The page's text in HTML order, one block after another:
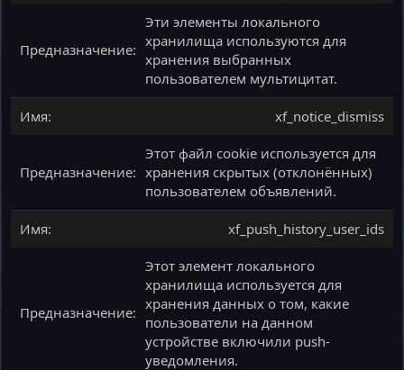
Эти элементы локального
хранилища используются для
хранения выбранных
пользователем мультицитат.
xf_notice_dismiss
Этот файл cookie используется для
хранения скрытых (отклонённых)
пользователем объявлений.
xf_push_history_user_ids
Этот элемент локального
хранилища используется для
хранения данных о том, какие
пользователи на данном
устройстве включили push-
уведомления.